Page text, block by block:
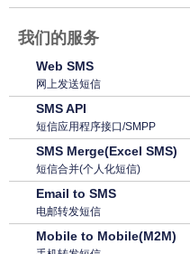
我们的服务
Web SMS
网上发送短信
SMS API
短信应用程序接口/SMPP
SMS Merge(Excel SMS)
短信合并(个人化短信)
Email to SMS
电邮转发短信
Mobile to Mobile(M2M)